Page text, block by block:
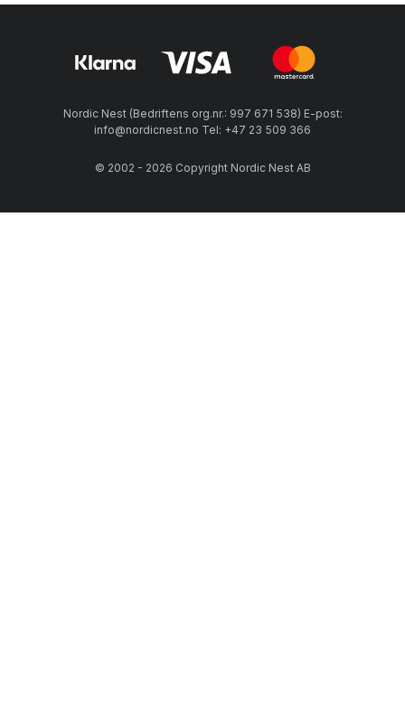
Nordic Nest (Bedriftens org.nr.: 997 671 538) E-post:
info@nordicnest.no Tel: +47 23 509 366
© 2002 - 2026 Copyright Nordic Nest AB